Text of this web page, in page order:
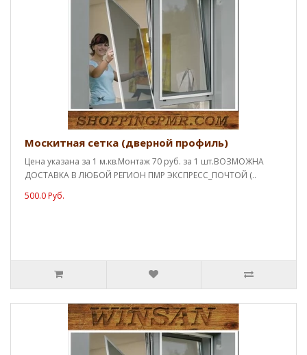
Москитная сетка (дверной профиль)
Цена указана за 1 м.кв.Монтаж 70 руб. за 1 шт.ВОЗМОЖНА
ДОСТАВКА В ЛЮБОЙ РЕГИОН ПМР ЭКСПРЕСС_ПОЧТОЙ (..
500.0 Руб.